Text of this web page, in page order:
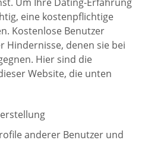
eine kostenpflichtige
Kostenlose Benutzer
Hindernisse, denen sie bei
Hier sind die
Website, die unten
anderer Benutzer und